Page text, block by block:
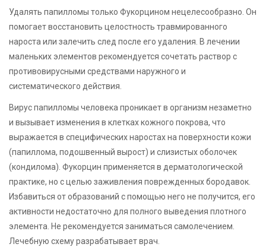
Удалять папилломы только Фукорцином нецелесообразно. Он
помогает восстановить целостность травмированного
нароста или залечить след после его удаления. В лечении
маленьких элементов рекомендуется сочетать раствор с
противовирусными средствами наружного и
систематического действия.
Вирус папилломы человека проникает в организм незаметно
и вызывает изменения в клетках кожного покрова, что
выражается в специфических наростах на поверхности кожи
(папиллома, подошвенный вырост) и слизистых оболочек
(кондилома). Фукорцин применяется в дерматологической
практике, но с целью заживления поврежденных бородавок.
Избавиться от образований с помощью него не получится, его
активности недостаточно для полного выведения плотного
элемента. Не рекомендуется заниматься самолечением.
Лечебную схему разрабатывает врач.